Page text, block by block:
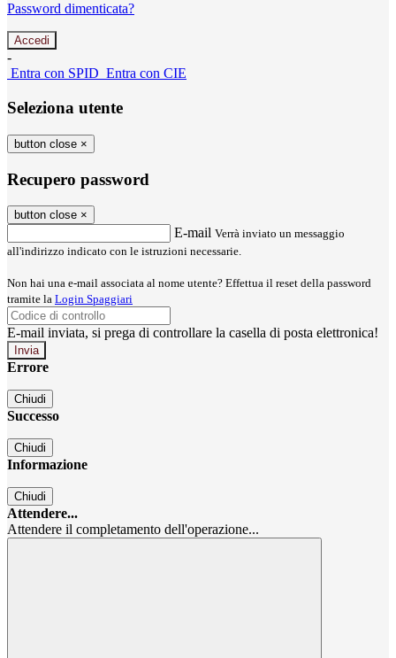
Password dimenticata?
-
Entra con SPID Entra con CIE
Seleziona utente
button close ×
Recupero password
button close ×
E-mail Verrà inviato un messaggio
all'indirizzo indicato con le istruzioni necessarie.
Non hai una e-mail associata al nome utente? Effettua il reset della password
tramite la Login Spaggiari
E-mail inviata, si prega di controllare la casella di posta elettronica!
Errore
Chiudi
Successo
Chiudi
Informazione
Chiudi
Attendere...
Attendere il completamento dell'operazione...